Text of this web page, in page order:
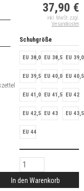
37,90 €
inkl. MwSt. zzgl.
Versandkosten
Schuhgröße
EU 38,0 EU 38,5 EU 39,0
EU 39,5 EU 40,0 EU 40,5
EU 41,0 EU 41,5 EU 42
EU 42,5 EU 43 EU 43,5
EU 44
In den Warenkorb